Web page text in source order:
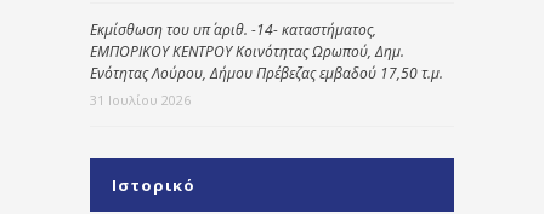
Εκμίσθωση του υπ΄ αριθ. -14- καταστήματος,
ΕΜΠΟΡΙΚΟΥ ΚΕΝΤΡΟΥ Κοινότητας Ωρωπού, Δημ.
Ενότητας Λούρου, Δήμου Πρέβεζας εμβαδού 17,50 τ.μ.
31 Ιουλίου 2026
Ιστορικό